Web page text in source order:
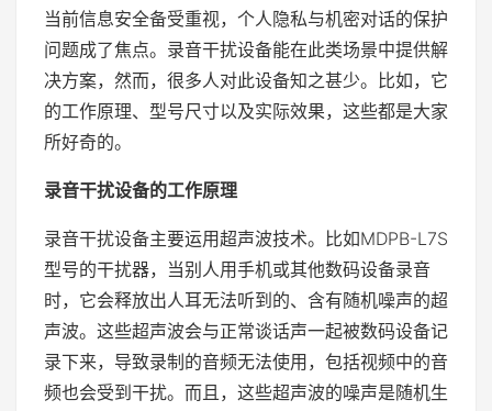
当前信息安全备受重视，个人隐私与机密对话的保护
问题成了焦点。录音干扰设备能在此类场景中提供解
决方案，然而，很多人对此设备知之甚少。比如，它
的工作原理、型号尺寸以及实际效果，这些都是大家
所好奇的。
录音干扰设备的工作原理
录音干扰设备主要运用超声波技术。比如MDPB-L7S
型号的干扰器，当别人用手机或其他数码设备录音
时，它会释放出人耳无法听到的、含有随机噪声的超
声波。这些超声波会与正常谈话声一起被数码设备记
录下来，导致录制的音频无法使用，包括视频中的音
频也会受到干扰。而且，这些超声波的噪声是随机生